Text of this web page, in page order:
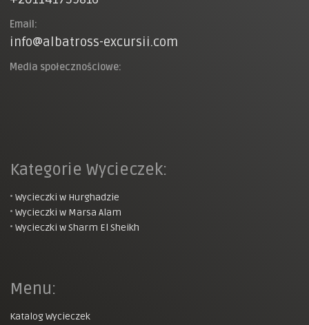
Email:
info@albatross-excursii.com
Media społecznościowe:
Kategorie Wycieczek:
• Wycieczki w Hurghadzie
• Wycieczki w Marsa Alam
• Wycieczki w Sharm El Sheikh
Menu:
Katalog Wycieczek